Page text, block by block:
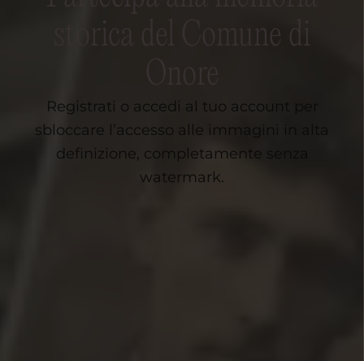
storica del Comune di
Registrati o accedi al tuo account per
sbloccare l’accesso alle immagini in alta
definizione, completamente senza
watermark.